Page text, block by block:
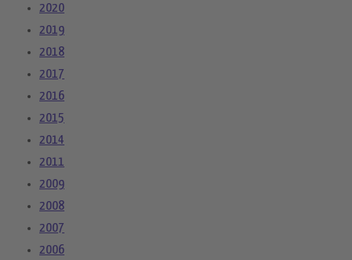
2020
2019
2018
2017
2016
2015
2014
2011
2009
2008
2007
2006